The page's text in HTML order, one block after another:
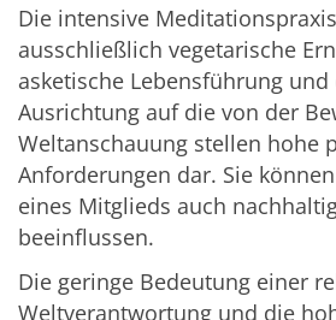
Die intensive
ausschließlich vegetarische
asketische Lebensführung
Ausrichtung auf die von der
Weltanschauung stellen hohe
Anforderungen dar. Sie
eines Mitglieds auch
beeinflussen.
Die geringe Bedeutung einer
Weltverantwortung und die